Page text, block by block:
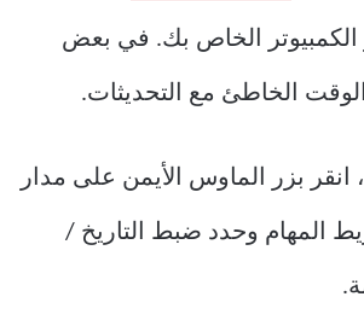
الخاص بك. في بعض
الخاطئ مع التحديثات.
بزر الماوس الأيمن على مدار
المهام وحدد ضبط التاريخ /